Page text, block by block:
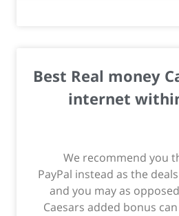
Best Real money
internet
We recommend you
PayPal instead as the
and you may as
Caesars added bonus